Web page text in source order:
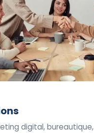
digital, bureautique,